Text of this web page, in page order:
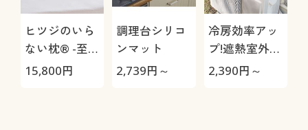
ヒツジのいら
ない枕® -至
極-
15,800円
調理台シリコ
ンマット
2,739円～
冷房効率アッ
プ!遮熱室外機
シート(1台分)
2,390円～